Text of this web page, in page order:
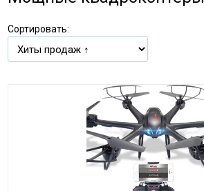
Сортировать: